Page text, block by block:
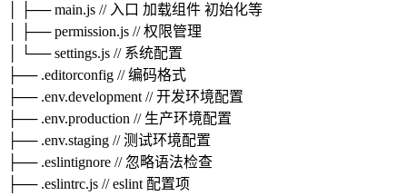
│ ├── main.js // 入口 加载组件 初始化等
│ ├── permission.js // 权限管理
│ └── settings.js // 系统配置
├── .editorconfig // 编码格式
├── .env.development // 开发环境配置
├── .env.production // 生产环境配置
├── .env.staging // 测试环境配置
├── .eslintignore // 忽略语法检查
├── .eslintrc.js // eslint 配置项